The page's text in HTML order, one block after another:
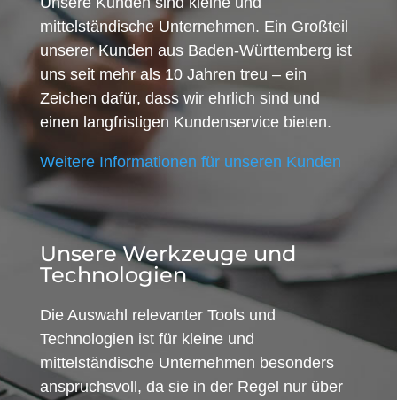
mittelständische Unternehmen. Ein Großteil
unserer Kunden aus Baden-Württemberg ist
uns seit mehr als 10 Jahren treu – ein
Zeichen dafür, dass wir ehrlich sind und
einen langfristigen Kundenservice bieten.
Weitere Informationen für unseren Kunden
Unsere Werkzeuge und
Technologien
Die Auswahl relevanter Tools und
Technologien ist für kleine und
mittelständische Unternehmen besonders
anspruchsvoll, da sie in der Regel nur über